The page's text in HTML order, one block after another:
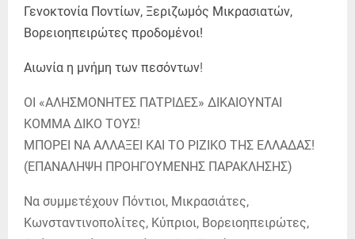
Γενοκτονία Ποντίων, Ξεριζωμός Μικρασιατών,
Βορειοηπειρώτες προδομένοι!
Αιωνία η μνήμη των πεσόντων!
ΟΙ «ΑΛΗΣΜΟΝΗΤΕΣ ΠΑΤΡΙΔΕΣ» ΔΙΚΑΙΟΥΝΤΑΙ
KOMMA ΔΙΚΟ ΤΟΥΣ!
ΜΠΟΡΕΙ ΝΑ ΑΛΛΑΞΕΙ ΚΑΙ ΤΟ ΡΙΖΙΚΟ ΤΗΣ ΕΛΛΑΔΑΣ!
(ΕΠΑΝΑΛΗΨΗ ΠΡΟΗΓΟΥΜΕΝΗΣ ΠΑΡΑΚΛΗΣΗΣ)
Να συμμετέχουν Πόντιοι, Μικρασιάτες,
Κωνσταντινοπολίτες, Κύπριοι, Βορειοηπειρώτες,